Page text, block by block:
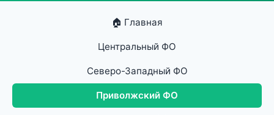
🏠 Главная
Центральный ФО
Северо-Западный ФО
Приволжский ФО